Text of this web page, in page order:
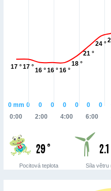
17 °17 °16 °16 °16 °
18 °
21 °
24 °
0:00 2:00 4:00 6:00
0mm 0 0 0 0 0 0 0
29 °
Pocitová teplota
2.1
Síla větru